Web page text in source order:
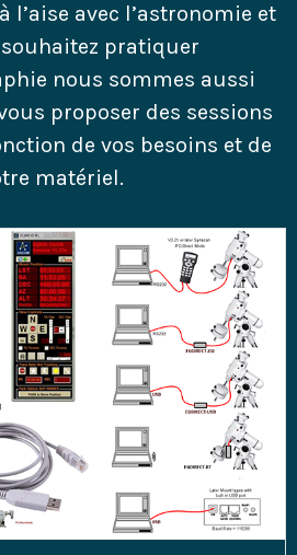
l’aise avec l’astronomie et
pratiquer
nous sommes aussi
proposer des sessions
de vos besoins et de
matériel.